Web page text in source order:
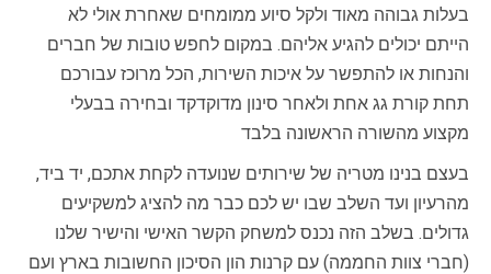
בעלות גבוהה מאוד ולקל סיוע ממומחים שאחרת אולי לא
הייתם יכולים להגיע אליהם. במקום לחפש טובות של חברים
והנחות או להתפשר על איכות השירות, הכל מרוכז עבורכם
תחת קורת גג אחת ולאחר סינון מדוקדקד ובחירה בבעלי
מקצוע מהשורה הראשונה בלבד
בעצם בנינו מטריה של שירותים שנועדה לקחת אתכם, יד ביד,
מהרעיון ועד השלב שבו יש לכם כבר מה להציג למשקיעים
גדולים. בשלב הזה נכנס למשחק הקשר האישי והישיר שלנו
(חברי צוות החממה) עם קרנות הון הסיכון החשובות בארץ ועם